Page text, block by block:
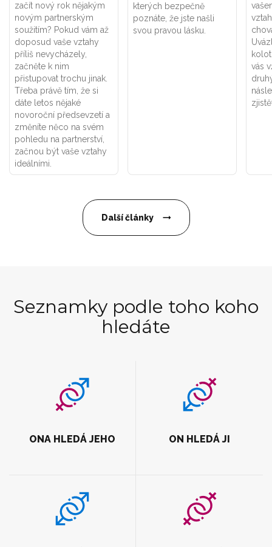
začít nový rok nějakým
novým partnerským
soužitím? Pokud vám až
doposud vaše vztahy
příliš nevycházely,
začněte k nim
přistupovat trochu jinak.
Třeba právě tím, že si
dáte letos nějaké
novoroční předsevzetí a
změníte něco na svém
pohledu na partnerství,
začnou být vaše vztahy
ideálními.
kterých bezpečně
poznáte, že jste našli
svou pravou lásku.
vás
Další články
Seznamky podle toho koho
hledáte
ONA HLEDÁ JEHO ON HLEDÁ JI